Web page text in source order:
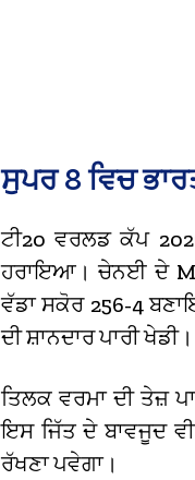
ਸੁਪਰ 8 ਵਿਚ
ਟੀ20 ਵਰਲਡ ਕੱਪ
ਹਰਾਇਆ। ਚੇਨਈ ਦੇ
ਵੱਡਾ ਸਕੋਰ 256-4
ਦੀ ਸ਼ਾਨਦਾਰ ਪਾਰੀ ਖੇਡੀ।
ਤਿਲਕ ਵਰਮਾ ਦੀ ਤੇਜ਼
ਇਸ ਜਿੱਤ ਦੇ ਬਾਵਜੂਦ
ਰੱਖਣਾ ਪਵੇਗਾ।